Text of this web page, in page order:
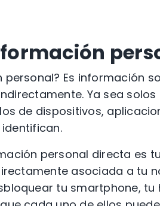
personal? Es información
Ya sea
de dispositivos,
personal directa es
asociada a tu
tu smartphone,